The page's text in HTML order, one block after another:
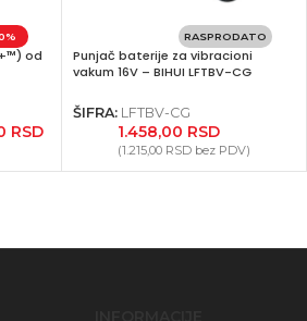
od
RSD
RASPRODATO
Punjač baterije za vibracioni
vakum 16V – BIHUI LFTBV-CG
ŠIFRA: LFTBV-CG
1.458,00 RSD
(1.215,00 RSDbez PDV)